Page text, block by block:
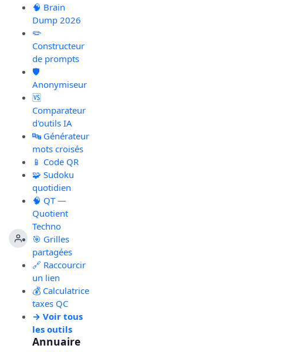
🧠 Brain
Dump 2026
✏️
Constructeur
de prompts
🛡️
Anonymiseur
🆚
Comparateur
d'outils IA
🔤 Générateur
mots croisés
📱 Code QR
🧩 Sudoku
quotidien
🧠 QT —
Quotient
Techno
🎯 Grilles
partagées
🔗 Raccourcir
un lien
💰 Calculatrice
taxes QC
→ Voir tous
les outils
Annuaire